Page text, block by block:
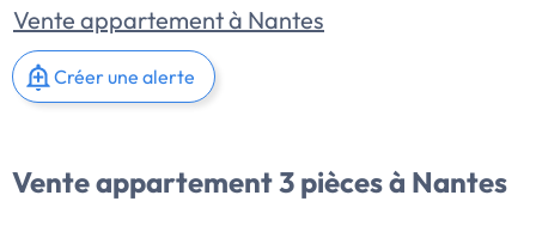
Vente appartement à Nantes
Créer une alerte
Vente appartement 3 pièces à Nantes